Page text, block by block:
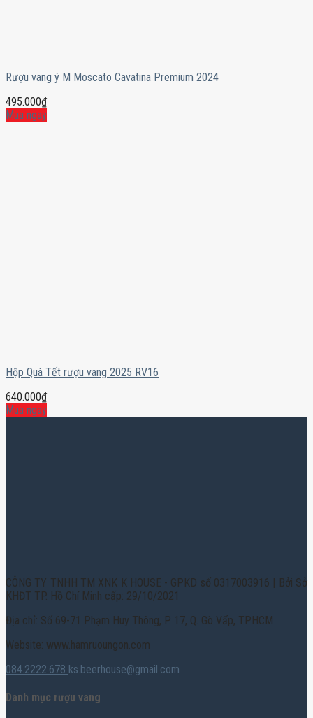
Rượu vang ý M Moscato Cavatina Premium 2024
495.000₫
Mua ngay
Hộp Quà Tết rượu vang 2025 RV16
640.000₫
Mua ngay
CÔNG TY TNHH TM XNK K HOUSE - GPKD số 0317003916 | Bởi Sở
KHĐT TP. Hồ Chí Minh cấp: 29/10/2021
Địa chỉ: Số 69-71 Phạm Huy Thông, P. 17, Q. Gò Vấp, TPHCM
Website: www.hamruoungon.com
084.2222.678 ks.beerhouse@gmail.com
Danh mục rượu vang